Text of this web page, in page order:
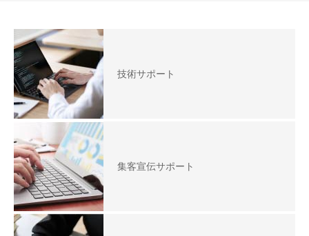
技術サポート
集客宣伝サポート